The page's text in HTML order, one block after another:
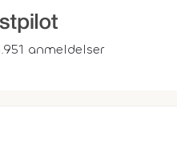
anmeldelser